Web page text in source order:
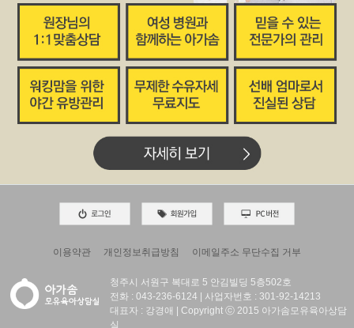
이용약관 개인정보취급방침 이메일주소 무단수집 거부
청주시 서원구 복대로 5 안김빌딩 5층502호
전화 : 043-236-6124 | 사업자번호 : 301-92-14213
대표자 : 강경애 | Copyright ⓒ 2015 아가솜모유육아상담
실